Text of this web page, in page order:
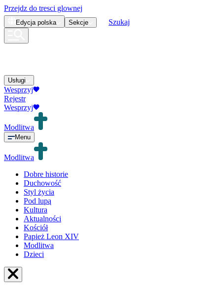
Przejdz do tresci glownej
Edycja polska Sekcje Szukaj
Usługi
Wesprzyj
Rejestr
Wesprzyj
Modlitwa
Menu
Modlitwa
Dobre historie
Duchowość
Styl życia
Pod lupą
Kultura
Aktualności
Kościół
Papież Leon XIV
Modlitwa
Dzieci